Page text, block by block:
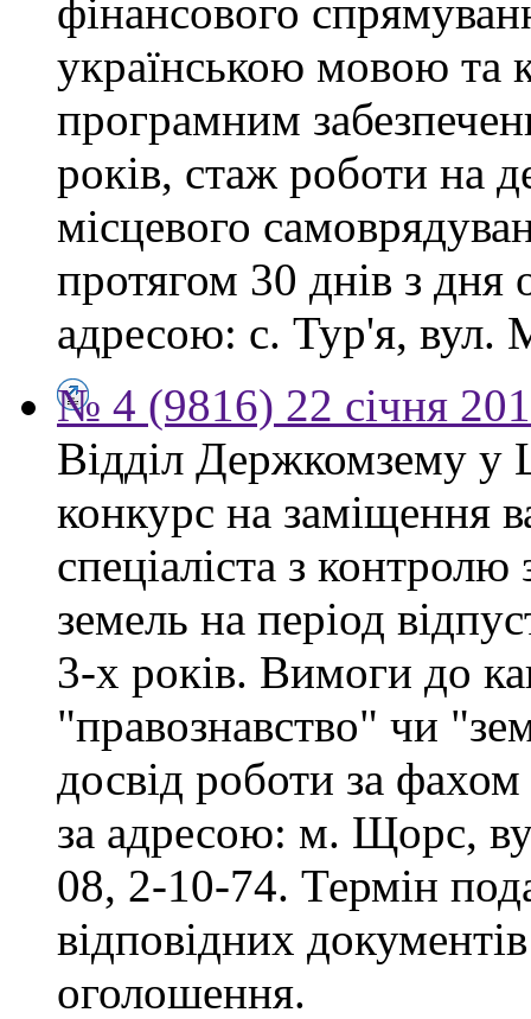
фінансового
українською мовою та
програмним
років, стаж роботи на
місцевого
протягом 30 днів з дня
адресою: с. Тур'я, вул.
№ 4 (9816) 22 січня
Відділ Держкомзему у
конкурс на заміщення
спеціаліста з
земель на період
3-х років. Вимоги до
"правознавство" чи
досвід роботи за
за адресою: м. Щорс,
08, 2-10-74. Термін
відповідних
оголошення.